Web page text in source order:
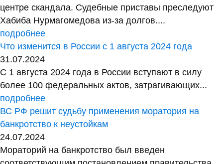
центре скандала. Судебные приставы преследуют
Хабиба Нурмагомедова из-за долгов....
подробнее
Что изменится в России с 1 августа 2024 года
31.07.2024
С 1 августа 2024 года в России вступают в силу
более 100 федеральных актов, затрагивающих...
подробнее
ВС РФ решит судьбу применения моратория на
банкротство к неустойкам
24.07.2024
Мораторий на банкротство был введен